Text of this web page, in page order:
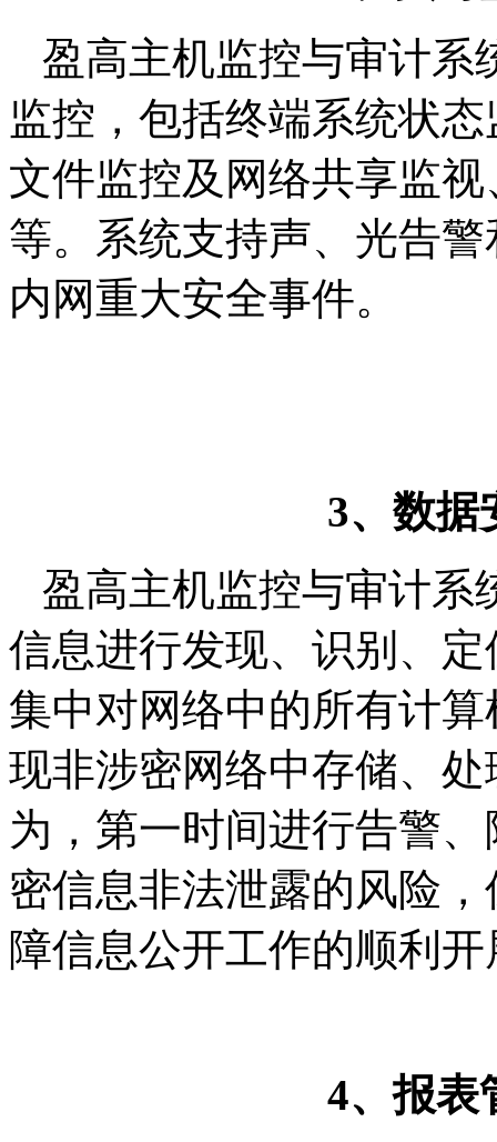
盈高主机监控与审计系
监控，包括终端系统状
文件监控及网络共享监
等。系统支持声、光告
内网重大安全事件。
3、数
盈高主机监控与审计系
信息进行发现、识别、
集中对网络中的所有计
现非涉密网络中存储、
为，第一时间进行告警
密信息非法泄露的风险
障信息公开工作的顺利开
4、报